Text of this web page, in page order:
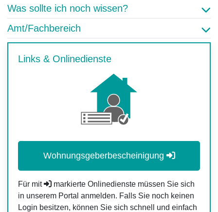
Was sollte ich noch wissen?
Amt/Fachbereich
Links & Onlinedienste
Wohnungsgeberbescheinigung
Für mit
markierte Onlinedienste müssen Sie sich
in unserem Portal anmelden. Falls Sie noch keinen
Login besitzen, können Sie sich schnell und einfach